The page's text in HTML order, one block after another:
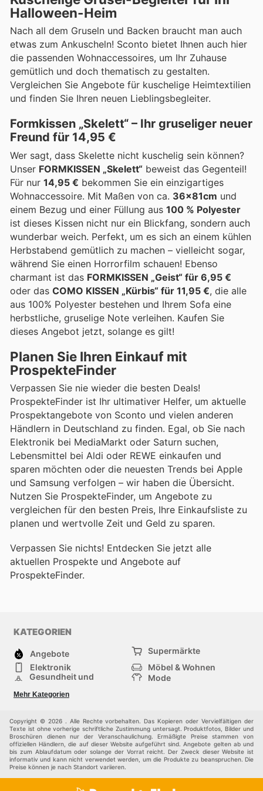
Halloween-Heim
Nach all dem Gruseln und Backen braucht man auch
etwas zum Ankuscheln! Sconto bietet Ihnen auch hier
die passenden Wohnaccessoires, um Ihr Zuhause
gemütlich und doch thematisch zu gestalten.
Vergleichen Sie Angebote für kuschelige Heimtextilien
und finden Sie Ihren neuen Lieblingsbegleiter.
Formkissen „Skelett“ – Ihr gruseliger neuer
Freund für 14,95 €
Wer sagt, dass Skelette nicht kuschelig sein können?
Unser FORMKISSEN „Skelett“ beweist das Gegenteil!
Für nur 14,95 € bekommen Sie ein einzigartiges
Wohnaccessoire. Mit Maßen von ca. 36x81cm und
einem Bezug und einer Füllung aus 100 % Polyester
ist dieses Kissen nicht nur ein Blickfang, sondern auch
wunderbar weich. Perfekt, um es sich an einem kühlen
Herbstabend gemütlich zu machen – vielleicht sogar,
während Sie einen Horrorfilm schauen! Ebenso
charmant ist das FORMKISSEN „Geist“ für 6,95 €
oder das COMO KISSEN „Kürbis“ für 11,95 €, die alle
aus 100% Polyester bestehen und Ihrem Sofa eine
herbstliche, gruselige Note verleihen. Kaufen Sie
dieses Angebot jetzt, solange es gilt!
Planen Sie Ihren Einkauf mit
ProspekteFinder
Verpassen Sie nie wieder die besten Deals!
ProspekteFinder ist Ihr ultimativer Helfer, um aktuelle
Prospektangebote von Sconto und vielen anderen
Händlern in Deutschland zu finden. Egal, ob Sie nach
Elektronik bei MediaMarkt oder Saturn suchen,
Lebensmittel bei Aldi oder REWE einkaufen und
sparen möchten oder die neuesten Trends bei Apple
und Samsung verfolgen – wir haben die Übersicht.
Nutzen Sie ProspekteFinder, um Angebote zu
vergleichen für den besten Preis, Ihre Einkaufsliste zu
planen und wertvolle Zeit und Geld zu sparen.
Verpassen Sie nichts! Entdecken Sie jetzt alle
aktuellen Prospekte und Angebote auf
ProspekteFinder.
KATEGORIEN
Angebote
Supermärkte
Elektronik
Möbel & Wohnen
Gesundheit und
Mode
Sportartikel und
Sportbekleidung
Einkaufzentren
Andere
Mehr Kategorien
Copyright © 2026 . Alle Rechte vorbehalten. Das Kopieren oder Vervielfältigen der
Texte ist ohne vorherige schriftliche Zustimmung untersagt. Produktfotos, Bilder und
Broschüren dienen nur der Veranschaulichung. Ermäßigte Preise stammen von
offiziellen Händlern, die auf dieser Website aufgeführt sind. Angebote gelten ab und
bis zum Ablaufdatum oder solange der Vorrat reicht. Der Zweck dieser Website ist
informativ und kann nicht verwendet werden, um die Produkte zu beanspruchen. Die
Preise können je nach Standort variieren.